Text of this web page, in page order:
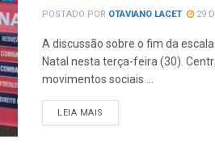
POSTADO POR OTAVIANO LACET 29
A discussão sobre o fim da
Natal nesta terça-feira (30).
movimentos sociais ...
LEIA MAIS